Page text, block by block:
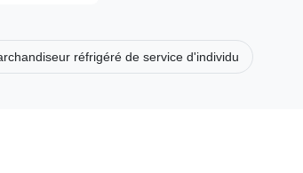
réfrigéré de service d'individu